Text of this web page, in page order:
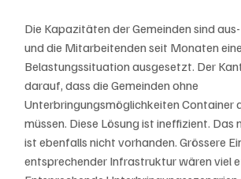
Die Kapazitäten der Gemeinden sind
und die Mitarbeitenden seit Monaten
Belastungssituation ausgesetzt. Der
darauf, dass die Gemeinden ohne
Unterbringungsmöglichkeiten Container
müssen. Diese Lösung ist ineffizient. Das
ist ebenfalls nicht vorhanden. Grössere
entsprechender Infrastruktur wären viel